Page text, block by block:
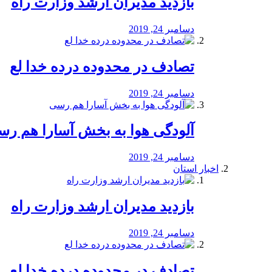
دسامبر 24, 2019
تصادف در محدوده درده خدا لع
دسامبر 24, 2019
آلودگی هوا به بخش آسارا هم
دسامبر 24, 2019
اخبار استان
بازدید مدیران ارشد وزارت راه
دسامبر 24, 2019